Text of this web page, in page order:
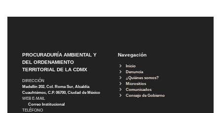
PROCURADURÍA AMBIENTAL Y
DEL ORDENAMIENTO
TERRITORIAL DE LA CDMX
DIRECCIÓN
Medellín 202, Col. Roma Sur, Alcaldía
Cuauhtémoc, C.P. 06700, Ciudad de México
WEB E-MAIL
Correo Institucional
TELÉFONO
Navegación
Inicio
Denuncia
¿Quiénes somos?
Micrositios
Comunicados
Consejo de Gobierno